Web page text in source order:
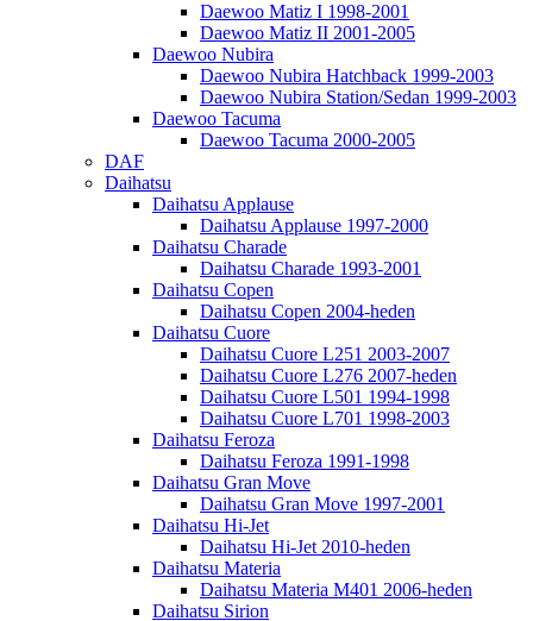
Daewoo Matiz I 1998-2001
Daewoo Matiz II 2001-2005
Daewoo Nubira
Daewoo Nubira Hatchback 1999-2003
Daewoo Nubira Station/Sedan 1999-2003
Daewoo Tacuma
Daewoo Tacuma 2000-2005
DAF
Daihatsu
Daihatsu Applause
Daihatsu Applause 1997-2000
Daihatsu Charade
Daihatsu Charade 1993-2001
Daihatsu Copen
Daihatsu Copen 2004-heden
Daihatsu Cuore
Daihatsu Cuore L251 2003-2007
Daihatsu Cuore L276 2007-heden
Daihatsu Cuore L501 1994-1998
Daihatsu Cuore L701 1998-2003
Daihatsu Feroza
Daihatsu Feroza 1991-1998
Daihatsu Gran Move
Daihatsu Gran Move 1997-2001
Daihatsu Hi-Jet
Daihatsu Hi-Jet 2010-heden
Daihatsu Materia
Daihatsu Materia M401 2006-heden
Daihatsu Sirion